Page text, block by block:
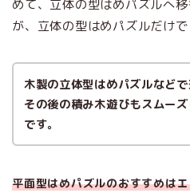
めて、立体の型はめパズルへ
が、立体の型はめパズルだけで
木製の立体型はめパズルなどで
その後の積み木遊びもスムー
です。
平面型はめパズルのおすすめは